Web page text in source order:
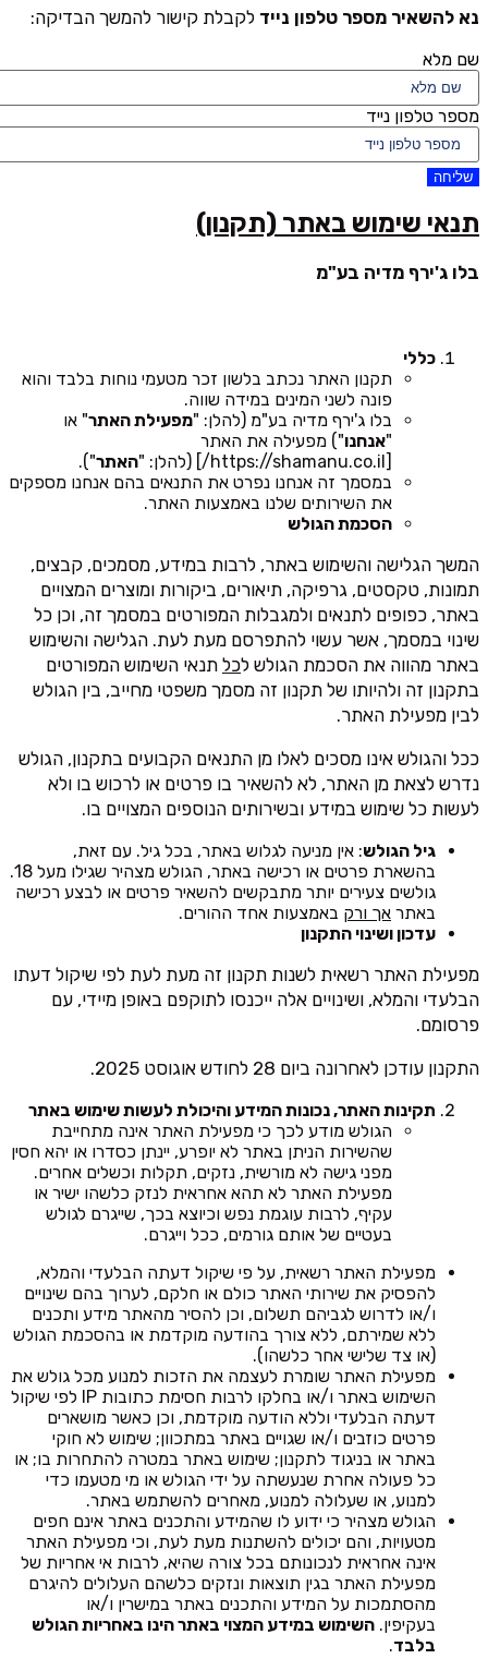
נא להשאיר מספר טלפון נייד לקבלת קישור להמשך הבדיקה:
שם מלא
מספר טלפון נייד
שליחה
תנאי שימוש באתר (תקנון)
בלו ג'ירף מדיה בע"מ
כללי
תקנון האתר נכתב בלשון זכר מטעמי נוחות בלבד והוא
פונה לשני המינים במידה שווה.
בלו ג'ירף מדיה בע"מ (להלן: "מפעילת האתר" או
"אנחנו") מפעילה את האתר
[https://shamanu.co.il/] (להלן: "
האתר").
במסמך זה אנחנו נפרט את התנאים בהם אנחנו מספקים
את השירותים שלנו באמצעות האתר.
הסכמת הגולש
המשך הגלישה והשימוש באתר, לרבות במידע, מסמכים, קבצים,
תמונות, טקסטים, גרפיקה, תיאורים, ביקורות ומוצרים המצויים
באתר, כפופים לתנאים ולמגבלות המפורטים במסמך זה, וכן כל
שינוי במסמך, אשר עשוי להתפרסם מעת לעת. הגלישה והשימוש
באתר מהווה את הסכמת הגולש לכל תנאי השימוש המפורטים
בתקנון זה ולהיותו של תקנון זה מסמך משפטי מחייב, בין הגולש
לבין מפעילת האתר.
ככל והגולש אינו מסכים לאלו מן התנאים הקבועים בתקנון, הגולש
נדרש לצאת מן האתר, לא להשאיר בו פרטים או לרכוש בו ולא
לעשות כל שימוש במידע ובשירותים הנוספים המצויים בו.
גיל הגולש: אין מניעה לגלוש באתר, בכל גיל. עם זאת,
בהשארת פרטים או רכישה באתר, הגולש מצהיר שגילו מעל 18.
גולשים צעירים יותר מתבקשים להשאיר פרטים או לבצע רכישה
באתר אך ורק באמצעות אחד ההורים.
עדכון ושינוי התקנון
מפעילת האתר רשאית לשנות תקנון זה מעת לעת לפי שיקול דעתו
הבלעדי והמלא, ושינויים אלה ייכנסו לתוקפם באופן מיידי, עם
פרסומם.
התקנון עודכן לאחרונה ביום 28 לחודש אוגוסט 2025.
תקינות האתר, נכונות המידע והיכולת לעשות שימוש באתר
הגולש מודע לכך כי מפעילת האתר אינה מתחייבת
שהשירות הניתן באתר לא יופרע, יינתן כסדרו או יהא חסין
מפני גישה לא מורשית, נזקים, תקלות וכשלים אחרים.
מפעילת האתר לא תהא אחראית לנזק כלשהו ישיר או
עקיף, לרבות עוגמת נפש וכיוצא בכך, שייגרם לגולש
בעטיים של אותם גורמים, ככל וייגרם.
מפעילת האתר רשאית, על פי שיקול דעתה הבלעדי והמלא,
להפסיק את שירותי האתר כולם או חלקם, לערוך בהם שינויים
ו/או לדרוש לגביהם תשלום, וכן להסיר מהאתר מידע ותכנים
ללא שמירתם, ללא צורך בהודעה מוקדמת או בהסכמת הגולש
(או צד שלישי אחר כלשהו).
מפעילת האתר שומרת לעצמה את הזכות למנוע מכל גולש את
השימוש באתר ו/או בחלקו לרבות חסימת כתובות IP לפי שיקול
דעתה הבלעדי וללא הודעה מוקדמת, וכן כאשר מושארים
פרטים כוזבים ו/או שגויים באתר במתכוון; שימוש לא חוקי
באתר או בניגוד לתקנון; שימוש באתר במטרה להתחרות בו; או
כל פעולה אחרת שנעשתה על ידי הגולש או מי מטעמו כדי
למנוע, או שעלולה למנוע, מאחרים להשתמש באתר.
הגולש מצהיר כי ידוע לו שהמידע והתכנים באתר אינם חפים
מטעויות, והם יכולים להשתנות מעת לעת, וכי מפעילת האתר
אינה אחראית לנכונותם בכל צורה שהיא, לרבות אי אחריות של
מפעילת האתר בגין תוצאות ונזקים כלשהם העלולים להיגרם
מהסתמכות על המידע והתכנים באתר במישרין ו/או
בעקיפין. השימוש במידע המצוי באתר הינו באחריות הגולש
בלבד.